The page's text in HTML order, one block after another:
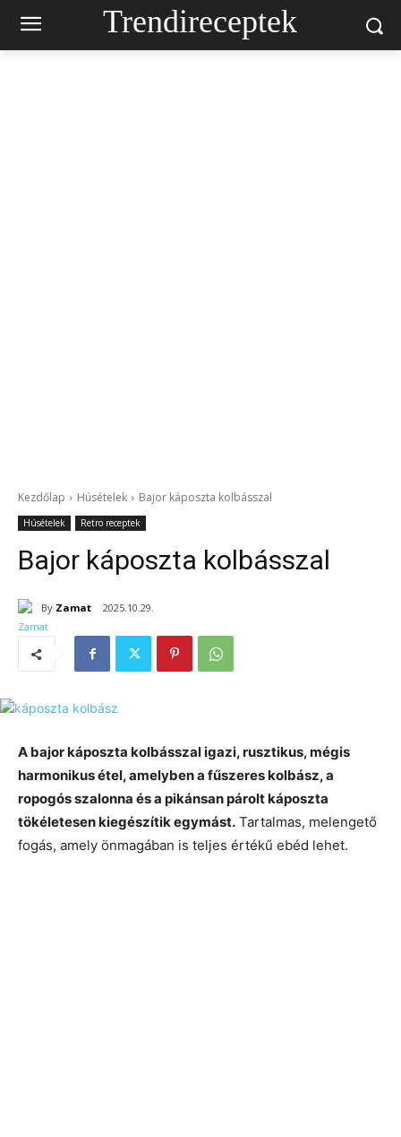
Trendireceptek
Kezdőlap Húsételek Bajor káposzta kolbásszal
Húsételek Retro receptek
Bajor káposzta kolbásszal
By Zamat 2025.10.29.
A bajor káposzta kolbásszal igazi, rusztikus, mégis
harmonikus étel, amelyben a fűszeres kolbász, a
ropogós szalonna és a pikánsan párolt káposzta
tökéletesen kiegészítik egymást. Tartalmas, melengető
fogás, amely önmagában is teljes értékű ebéd lehet.